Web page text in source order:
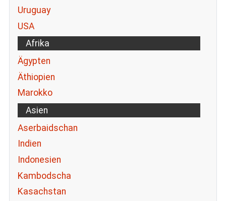
Uruguay
USA
Afrika
Ägypten
Äthiopien
Marokko
Asien
Aserbaidschan
Indien
Indonesien
Kambodscha
Kasachstan